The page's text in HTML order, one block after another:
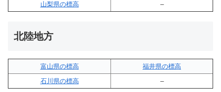
山梨県の標高
–
北陸地方
富山県の標高
福井県の標高
石川県の標高
–